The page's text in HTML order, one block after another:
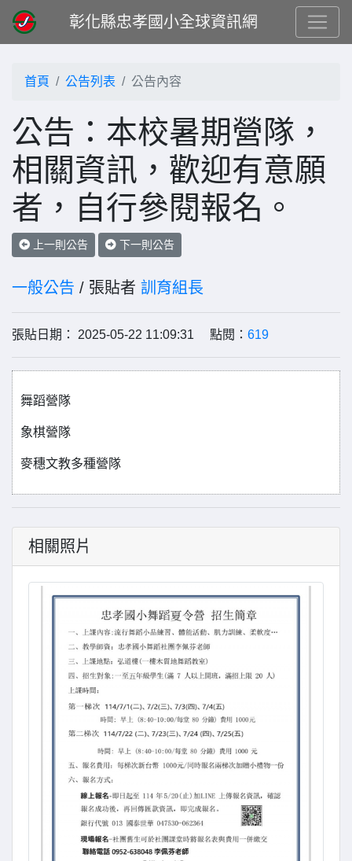
彰化縣忠孝國小全球資訊網
首頁 公告列表 公告內容
公告：本校暑期營隊，
相關資訊，歡迎有意願
者，自行參閱報名。
上一則公告 下一則公告
一般公告 / 張貼者 訓育組長
張貼日期： 2025-05-22 11:09:31 點閱： 619
舞蹈營隊
象棋營隊
麥穗文教多種營隊
相關照片